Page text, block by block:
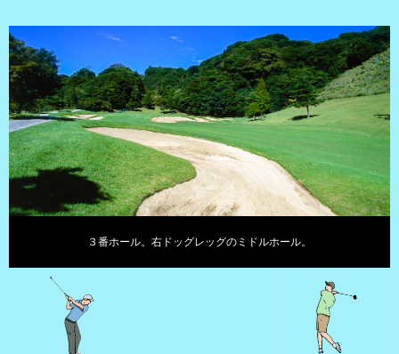
３番ホール。右ドッグレッグのミドルホール。